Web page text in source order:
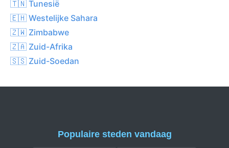
🇹🇳 Tunesië
🇪🇭 Westelijke Sahara
🇿🇼 Zimbabwe
🇿🇦 Zuid-Afrika
🇸🇸 Zuid-Soedan
Populaire steden vandaag